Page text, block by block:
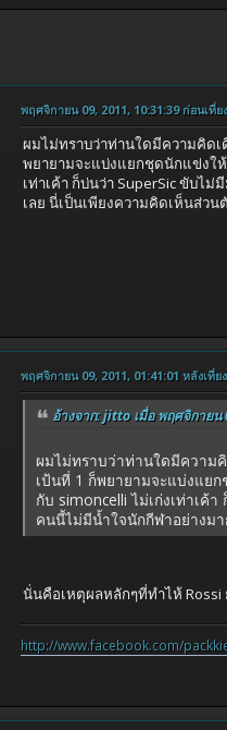
พฤศจิกายน 09, 2011, 10:31:39 ก่อนเที่ยง
ผมไม่ทราบว่าท่านใดมีความคิด
พยายามจะแบ่งแยกชุดนักแข่งให้
เท่าเค้า ก็บ่นว่า SuperSic ขับ
เลย นี่เป็นเพียงความคิดเห็นส่ว
พฤศจิกายน 09, 2011, 01:41:01 หลังเที่ยง
อ้างจาก: jitto เมื่อ พฤศจิกายน
ผมไม่ทราบว่าท่านใดมีความ
เป้นที่ 1 ก็พยายามจะแบ่งแย
กับ simoncelli ไม่เก่งเท่าเ
คนนี้ไม่มีน้ำใจนักกีฬาอย่างม
นั่นคือเหตุผลหลักๆที่ทำไห้ Rossi
http://www.facebook.com/